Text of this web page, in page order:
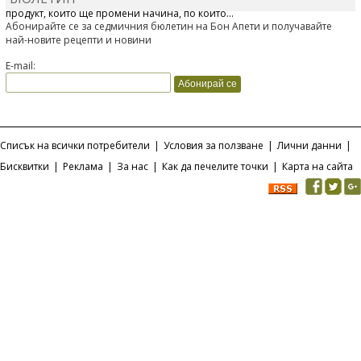
продукт, който ще промени начина, по който...
Абонирайте се за седмичния бюлетин на Бон Апети и получавайте
най-новите рецепти и новини
E-mail:
Списък на всички потребители | Условия за ползване | Лични данни |
Бисквитки | Реклама | За нас | Как да печелите точки | Карта на сайта